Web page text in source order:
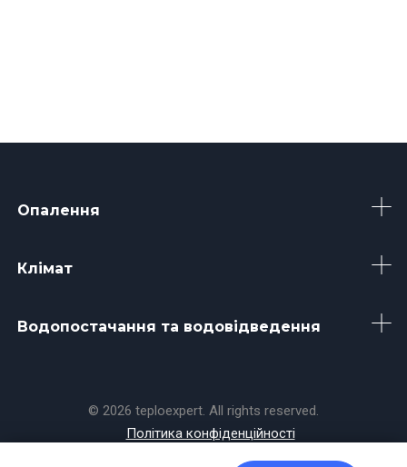
Опалення
Клімат
Водопостачання та водовідведення
© 2026 teploexpert. All rights reserved.
Політика конфіденційності